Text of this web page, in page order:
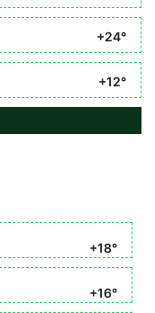
+24°
+12°
+18°
+16°